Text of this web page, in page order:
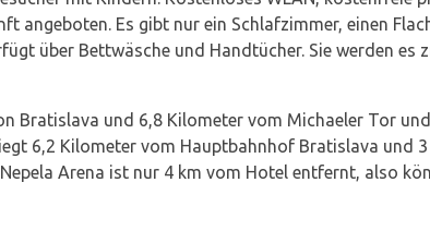
angeboten. Es gibt nur ein Schlafzimmer, einen
über Bettwäsche und Handtücher. Sie werden es
Bratislava und 6,8 Kilometer vom Michaeler Tor
6,2 Kilometer vom Hauptbahnhof Bratislava und
Arena ist nur 4 km vom Hotel entfernt, also